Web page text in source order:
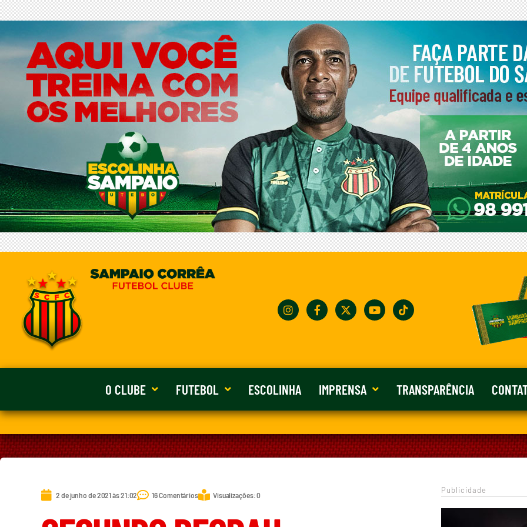
O CLUBE FUTEBOL ESCOLINHA IMPRENSA TRANSPARÊNCIA
2 de junho de 2021 às 21:02 16 Comentários Visualizações: 0
Publicidade